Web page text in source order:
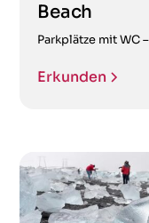
Beach
Parkplätze mit WC
Erkunden